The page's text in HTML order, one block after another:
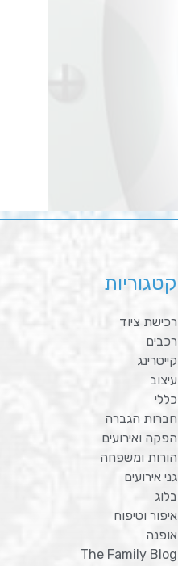
קטגוריות
רכישת ציוד
רכבים
קייטרינג
עיצוב
כללי
חברות הגברה
הפקה ואירועים
הורות ומשפחה
גני אירועים
בלוג
איפור וטיפוח
אופנה
The Family Blog